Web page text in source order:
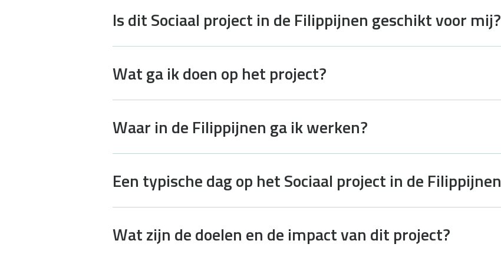
Is dit Sociaal project in de Filippijnen geschikt voor mij?
Wat ga ik doen op het project?
Waar in de Filippijnen ga ik werken?
Een typische dag op het Sociaal project in de Filippijnen
Wat zijn de doelen en de impact van dit project?